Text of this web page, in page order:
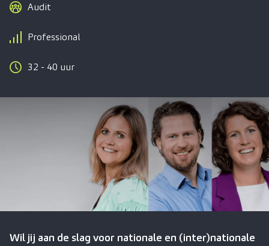
Audit
Professional
32 - 40 uur
Wil jij aan de slag voor nationale en (inter)nationale